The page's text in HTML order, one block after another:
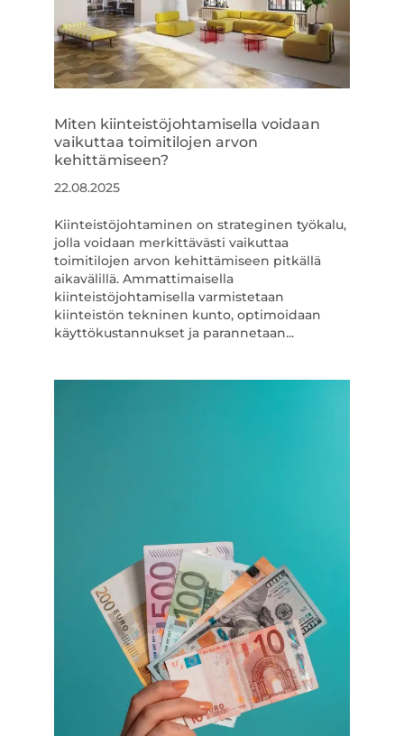
Miten kiinteistöjohtamisella voidaan
vaikuttaa toimitilojen arvon
kehittämiseen?
22.08.2025
Kiinteistöjohtaminen on strateginen työkalu,
jolla voidaan merkittävästi vaikuttaa
toimitilojen arvon kehittämiseen pitkällä
aikavälillä. Ammattimaisella
kiinteistöjohtamisella varmistetaan
kiinteistön tekninen kunto, optimoidaan
käyttökustannukset ja parannetaan...